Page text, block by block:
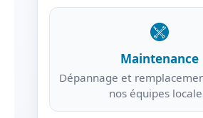
Maintenance
Dépannage et
nos équipes